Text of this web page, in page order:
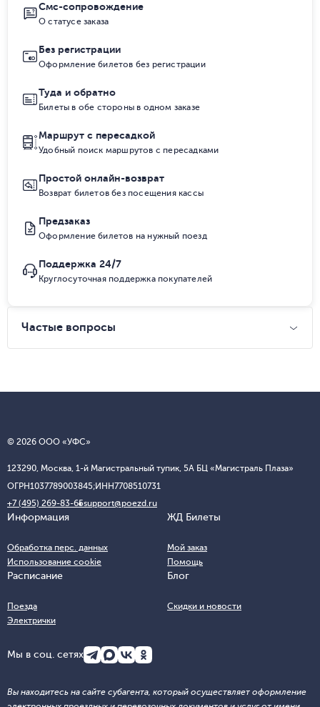
Смс-сопровождение
О статусе заказа
Без регистрации
Оформление билетов без регистрации
Туда и обратно
Билеты в обе стороны в одном заказе
Маршрут с пересадкой
Удобный поиск маршрутов с пересадками
Простой онлайн-возврат
Возврат билетов без посещения кассы
Предзаказ
Оформление билетов на нужный поезд
Поддержка 24/7
Круглосуточная поддержка покупателей
Частые вопросы
© 2026 ООО «УФС»
123290, Москва, 1-й Магистральный тупик, 5А БЦ «Магистраль Плаза»
ОГРН1037789003845;ИНН7708510731
+7 (495) 269-83-65support@poezd.ru
Информация
Обработка перс. данных
Использование cookie
ЖД Билеты
Мой заказ
Помощь
Расписание
Поезда
Электрички
Блог
Скидки и новости
Мы в соц. сетях
Вы находитесь на сайте субагента, который осуществляет оформление